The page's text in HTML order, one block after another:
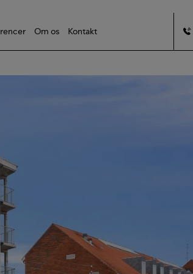
Om os Kontakt